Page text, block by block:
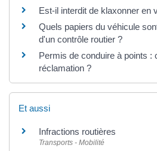
Est-il interdit de klaxonner en
Quels papiers du véhicule
d'un contrôle routier ?
Permis de conduire à points :
réclamation ?
Et aussi
Infractions routières
Transports - Mobilité